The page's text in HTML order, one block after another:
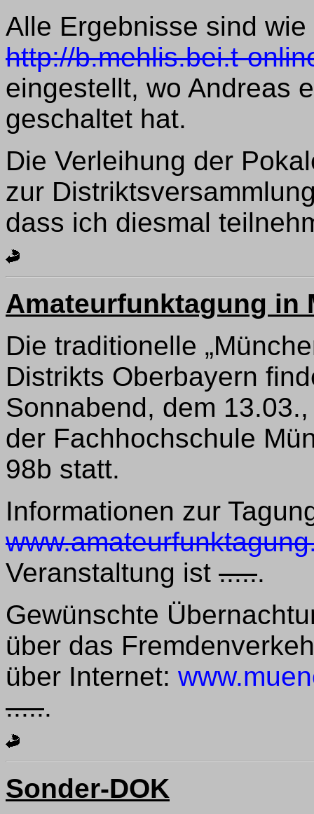
Alle Ergebnisse sind
http://b.mehlis.bei.t-
eingestellt, wo Andreas
geschaltet hat.
Die Verleihung der
zur
dass ich diesmal
Amateurfunktagung in
Die traditionelle
Distrikts Oberbayern
Sonnabend, dem
der Fachhochschule
98b statt.
Informationen zur
Veranstaltung ist ......
Gewünschte
über das
über Internet:
......
Sonder-DOK